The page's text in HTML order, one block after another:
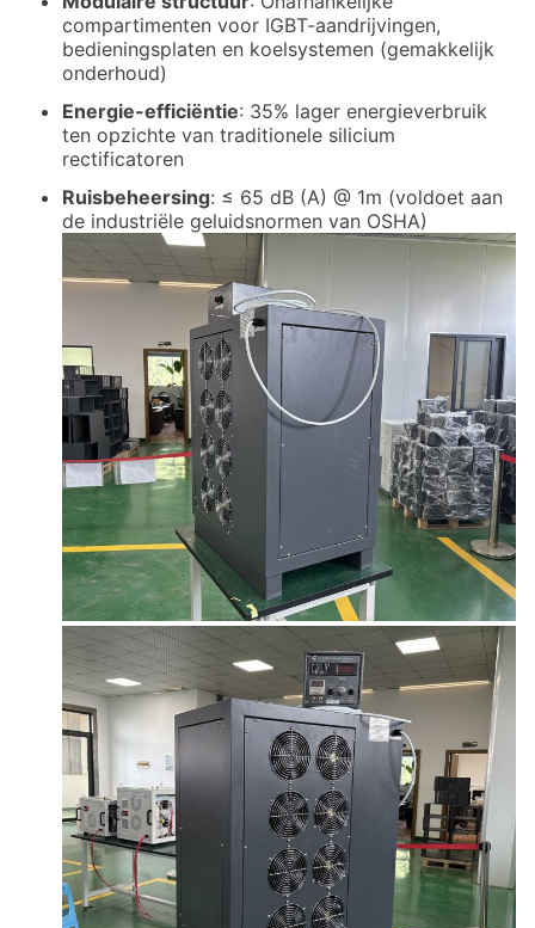
compartimenten voor IGBT-aandrijvingen,
bedieningsplaten en koelsystemen (gemakkelijk
onderhoud)
Energie-efficiëntie: 35% lager energieverbruik
ten opzichte van traditionele silicium
rectificatoren
Ruisbeheersing: ≤ 65 dB (A) @ 1m (voldoet aan
de industriële geluidsnormen van OSHA)